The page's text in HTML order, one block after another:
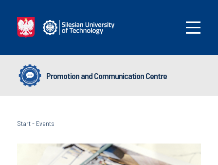
Promotion and Communication Centre
Start- Events